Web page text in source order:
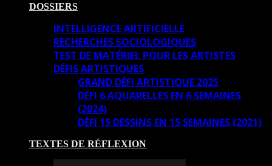
DOSSIERS
INTELLIGENCE ARTIFICIELLE
RECHERCHES SOCIOLOGIQUES
TEST DE MATÉRIEL POUR LES ARTISTES
DÉFIS ARTISTIQUES
GRAND DÉFI ARTISTIQUE 2025
DÉFI 6 AQUARELLES EN 6 SEMAINES
(2024)
DÉFI 15 DESSINS EN 15 SEMAINES (2021)
TEXTES DE RÉFLEXION